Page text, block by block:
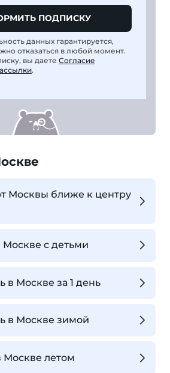
ПОДПИСКУ
данных гарантируется,
отказаться в любой момент.
вы даете Согласие
.
Москвы ближе к центру
Москве с детьми
в Москве за 1 день
в Москве зимой
Москве летом